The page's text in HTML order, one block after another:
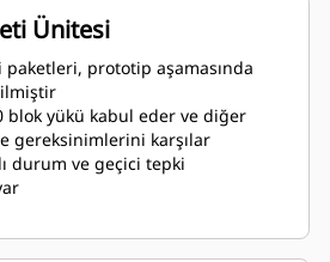
Ünitesi
prototip aşamasında
blok yükü kabul eder ve diğer
gereksinimlerini karşılar
durum ve geçici tepki